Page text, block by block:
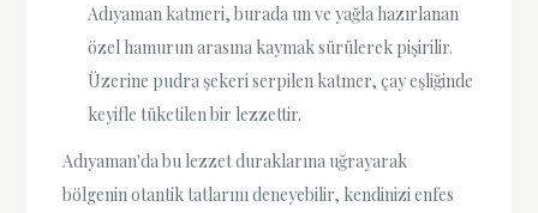
Adıyaman katmeri, burada un ve yağla hazırlanan
özel hamurun arasına kaymak sürülerek pişirilir.
Üzerine pudra şekeri serpilen katmer, çay eşliğinde
keyifle tüketilen bir lezzettir.
Adıyaman'da bu lezzet duraklarına uğrayarak
bölgenin otantik tatlarını deneyebilir, kendinizi enfes